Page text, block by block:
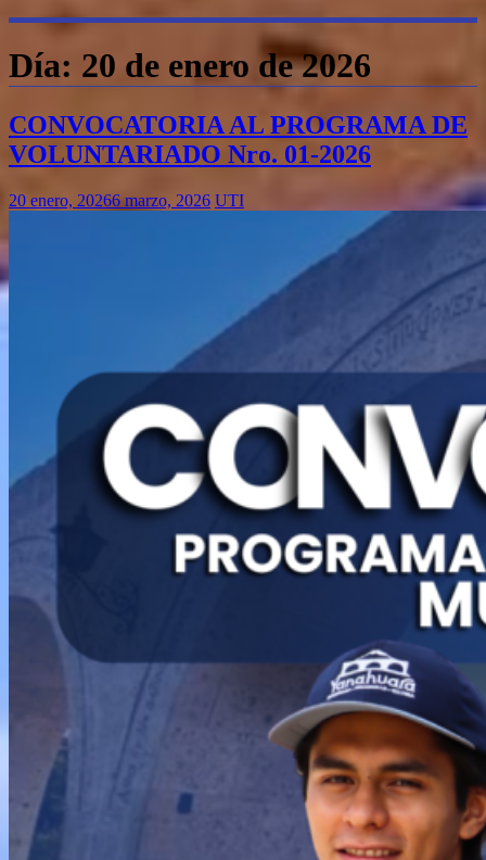
Día: 20 de enero de 2026
CONVOCATORIA AL PROGRAMA DE
VOLUNTARIADO Nro. 01-2026
20 enero, 20266 marzo, 2026 UTI